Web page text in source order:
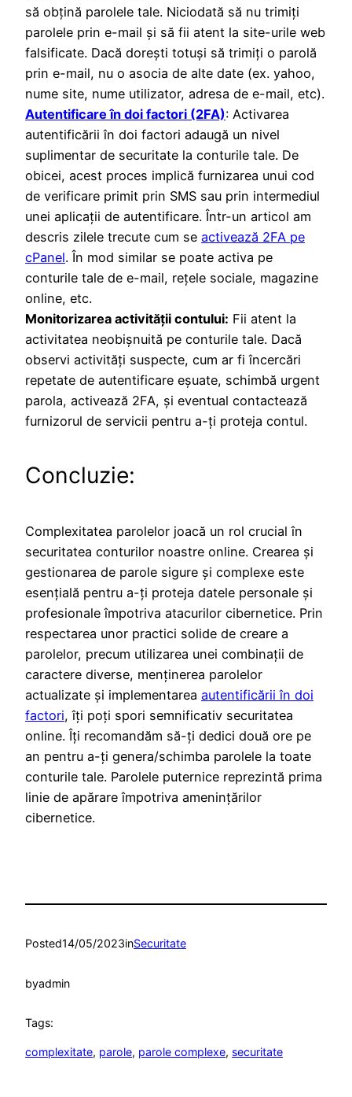
să obțină parolele tale. Niciodată să nu trimiți
parolele prin e-mail și să fii atent la site-urile web
falsificate. Dacă dorești totuși să trimiți o parolă
prin e-mail, nu o asocia de alte date (ex. yahoo,
nume site, nume utilizator, adresa de e-mail, etc).
Autentificare în doi factori (2FA): Activarea
autentificării în doi factori adaugă un nivel
suplimentar de securitate la conturile tale. De
obicei, acest proces implică furnizarea unui cod
de verificare primit prin SMS sau prin intermediul
unei aplicații de autentificare. Într-un articol am
descris zilele trecute cum se activează 2FA pe
cPanel. În mod similar se poate activa pe
conturile tale de e-mail, rețele sociale, magazine
online, etc.
Monitorizarea activității contului: Fii atent la
activitatea neobișnuită pe conturile tale. Dacă
observi activități suspecte, cum ar fi încercări
repetate de autentificare eșuate, schimbă urgent
parola, activează 2FA, și eventual contactează
furnizorul de servicii pentru a-ți proteja contul.
Concluzie:
Complexitatea parolelor joacă un rol crucial în
securitatea conturilor noastre online. Crearea și
gestionarea de parole sigure și complexe este
esențială pentru a-ți proteja datele personale și
profesionale împotriva atacurilor cibernetice. Prin
respectarea unor practici solide de creare a
parolelor, precum utilizarea unei combinații de
caractere diverse, menținerea parolelor
actualizate și implementarea autentificării în doi
factori, îți poți spori semnificativ securitatea
online. Îți recomandăm să-ți dedici două ore pe
an pentru a-ți genera/schimba parolele la toate
conturile tale. Parolele puternice reprezintă prima
linie de apărare împotriva amenințărilor
cibernetice.
Posted14/05/2023inSecuritate
byadmin
Tags:
complexitate, parole, parole complexe, securitate